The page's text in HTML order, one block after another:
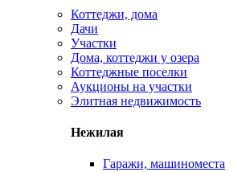
Коттеджи, дома
Дачи
Участки
Дома, коттеджи у озера
Коттеджные поселки
Аукционы на участки
Элитная недвижимость
Нежилая
Гаражи, машиноместа